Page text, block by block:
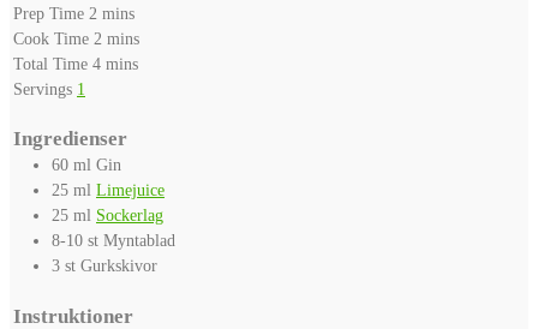
Prep Time 2 minutes
mins
Cook Time 2 minutes
mins
Total Time 4minutes
mins
Servings 1
Ingredienser
60 ml Gin
25 ml Limejuice
25 ml Sockerlag
8-10 st Myntablad
3 st Gurkskivor
Instruktioner